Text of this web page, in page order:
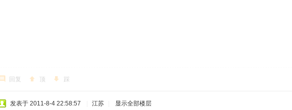
回复 顶 踩
发表于 2011-8-4 22:58:57 江苏 显示全部楼层